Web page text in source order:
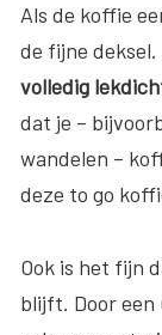
Als de koffie
de fijne deksel.
volledig
dat je –
wandelen –
deze to go
Ook is het fijn
blijft. Door een